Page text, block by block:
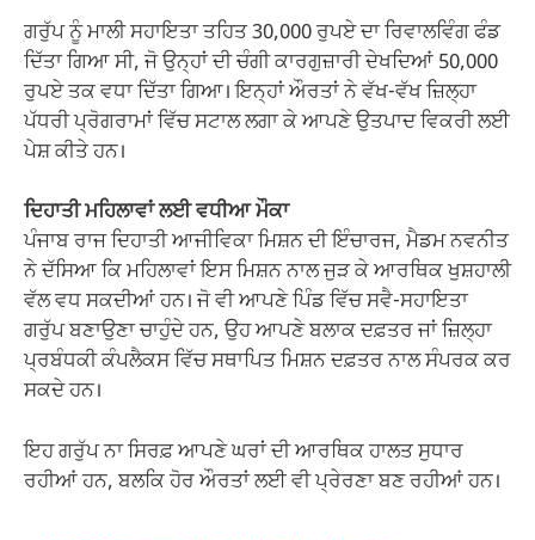
ਗਰੁੱਪ ਨੂੰ ਮਾਲੀ ਸਹਾਇਤਾ ਤਹਿਤ 30,000 ਰੁਪਏ ਦਾ ਰਿਵਾਲਵਿੰਗ ਫੰਡ
ਦਿੱਤਾ ਗਿਆ ਸੀ, ਜੋ ਉਨ੍ਹਾਂ ਦੀ ਚੰਗੀ ਕਾਰਗੁਜ਼ਾਰੀ ਦੇਖਦਿਆਂ 50,000
ਰੁਪਏ ਤਕ ਵਧਾ ਦਿੱਤਾ ਗਿਆ। ਇਨ੍ਹਾਂ ਔਰਤਾਂ ਨੇ ਵੱਖ-ਵੱਖ ਜ਼ਿਲ੍ਹਾ
ਪੱਧਰੀ ਪ੍ਰੋਗਰਾਮਾਂ ਵਿੱਚ ਸਟਾਲ ਲਗਾ ਕੇ ਆਪਣੇ ਉਤਪਾਦ ਵਿਕਰੀ ਲਈ
ਪੇਸ਼ ਕੀਤੇ ਹਨ।
ਦਿਹਾਤੀ ਮਹਿਲਾਵਾਂ ਲਈ ਵਧੀਆ ਮੌਕਾ
ਪੰਜਾਬ ਰਾਜ ਦਿਹਾਤੀ ਆਜੀਵਿਕਾ ਮਿਸ਼ਨ ਦੀ ਇੰਚਾਰਜ, ਮੈਡਮ ਨਵਨੀਤ
ਨੇ ਦੱਸਿਆ ਕਿ ਮਹਿਲਾਵਾਂ ਇਸ ਮਿਸ਼ਨ ਨਾਲ ਜੁੜ ਕੇ ਆਰਥਿਕ ਖੁਸ਼ਹਾਲੀ
ਵੱਲ ਵਧ ਸਕਦੀਆਂ ਹਨ। ਜੋ ਵੀ ਆਪਣੇ ਪਿੰਡ ਵਿੱਚ ਸਵੈ-ਸਹਾਇਤਾ
ਗਰੁੱਪ ਬਣਾਉਣਾ ਚਾਹੁੰਦੇ ਹਨ, ਉਹ ਆਪਣੇ ਬਲਾਕ ਦਫ਼ਤਰ ਜਾਂ ਜ਼ਿਲ੍ਹਾ
ਪ੍ਰਬੰਧਕੀ ਕੰਪਲੈਕਸ ਵਿੱਚ ਸਥਾਪਿਤ ਮਿਸ਼ਨ ਦਫ਼ਤਰ ਨਾਲ ਸੰਪਰਕ ਕਰ
ਸਕਦੇ ਹਨ।
ਇਹ ਗਰੁੱਪ ਨਾ ਸਿਰਫ਼ ਆਪਣੇ ਘਰਾਂ ਦੀ ਆਰਥਿਕ ਹਾਲਤ ਸੁਧਾਰ
ਰਹੀਆਂ ਹਨ, ਬਲਕਿ ਹੋਰ ਔਰਤਾਂ ਲਈ ਵੀ ਪ੍ਰੇਰਣਾ ਬਣ ਰਹੀਆਂ ਹਨ।